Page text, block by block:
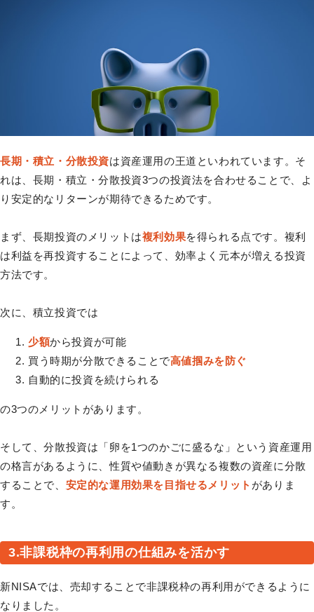
長期・積立・分散投資は資産運用の王道といわれています。そ
れは、長期・積立・分散投資3つの投資法を合わせることで、よ
り安定的なリターンが期待できるためです。
まず、長期投資のメリットは複利効果を得られる点です。複利
は利益を再投資することによって、効率よく元本が増える投資
方法です。
次に、積立投資では
少額から投資が可能
買う時期が分散できることで高値掴みを防ぐ
自動的に投資を続けられる
の3つのメリットがあります。
そして、分散投資は「卵を1つのかごに盛るな」という資産運用
の格言があるように、性質や値動きが異なる複数の資産に分散
することで、 安定的な運用効果を目指せるメリット がありま
す。
3.非課税枠の再利用の仕組みを活かす
新NISAでは、売却することで非課税枠の再利用ができるように
なりました。